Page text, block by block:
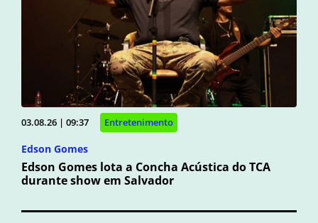
03.08.26 | 09:37 Entretenimento
Edson Gomes
Edson Gomes lota a Concha Acústica do TCA
durante show em Salvador